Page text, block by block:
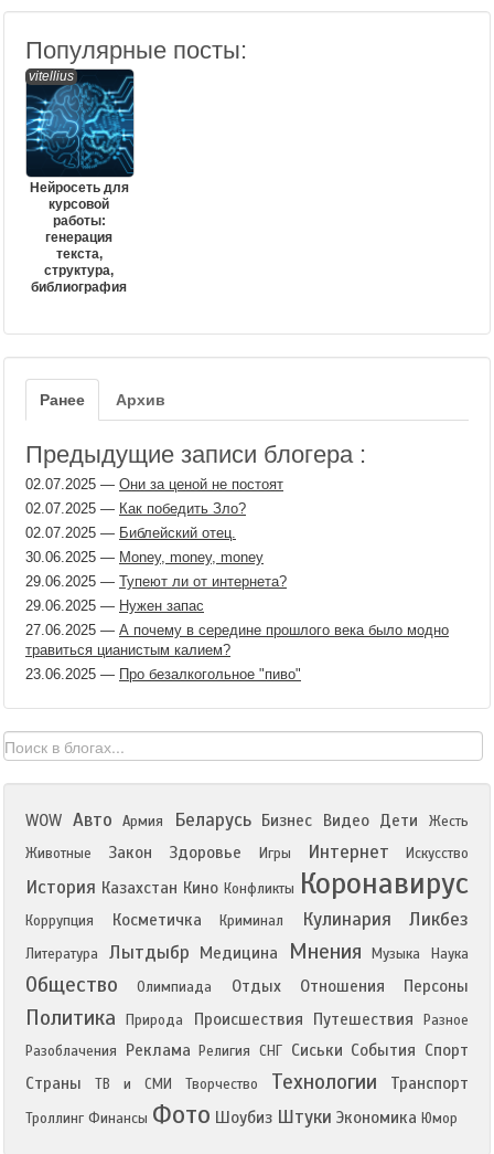
Популярные посты:
vitellius
Нейросеть для
курсовой
работы:
генерация
текста,
структура,
библиография
Ранее Архив
Предыдущие записи блогера :
02.07.2025 — Они за ценой не постоят
02.07.2025 — Как победить Зло?
02.07.2025 — Библейский отец.
30.06.2025 — Money, money, money
29.06.2025 — Тупеют ли от интернета?
29.06.2025 — Нужен запас
27.06.2025 — А почему в середине прошлого века было модно
травиться цианистым калием?
23.06.2025 — Про безалкогольное "пиво"
WOW Авто Армия Беларусь Бизнес Видео Дети
Жесть
Животные
Закон Здоровье Игры Интернет Искусство
История Казахстан Кино Конфликты Коронавирус
Коррупция Косметичка Криминал Кулинария Ликбез
Литература Лытдыбр Медицина Мнения Музыка Наука
Общество Олимпиада Отдых Отношения Персоны
Политика Природа Происшествия Путешествия
Разное
Разоблачения
Реклама Религия СНГ Сиськи События Спорт
Страны
ТВ и СМИ Творчество Технологии Транспорт
Троллинг Финансы Фото Шоубиз Штуки Экономика Юмор